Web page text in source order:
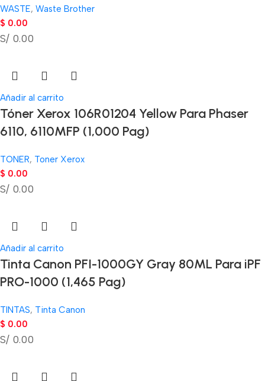
WASTE, Waste Brother
$ 0.00
S/ 0.00
Añadir al carrito
Tóner Xerox 106R01204 Yellow Para Phaser
6110, 6110MFP (1,000 Pag)
TONER, Toner Xerox
$ 0.00
S/ 0.00
Añadir al carrito
Tinta Canon PFI-1000GY Gray 80ML Para iPF
PRO-1000 (1,465 Pag)
TINTAS, Tinta Canon
$ 0.00
S/ 0.00